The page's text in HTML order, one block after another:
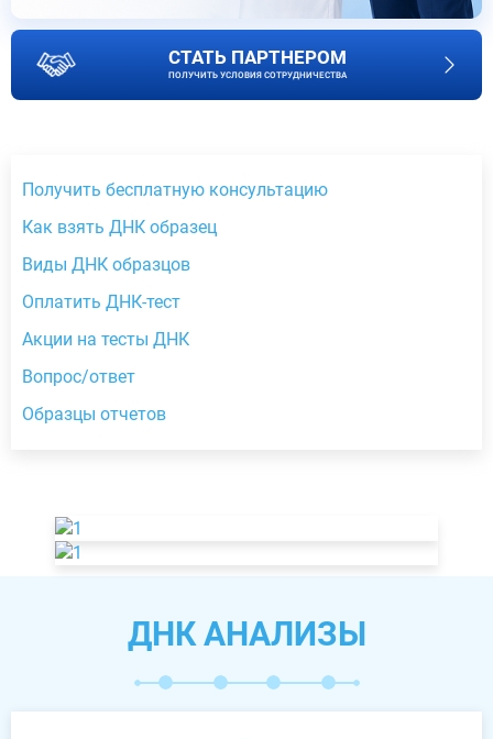
СТАТЬ ПАРТНЕРОМ
ПОЛУЧИТЬ УСЛОВИЯ СОТРУДНИЧЕСТВА
Получить бесплатную консультацию
Как взять ДНК образец
Виды ДНК образцов
Оплатить ДНК-тест
Акции на тесты ДНК
Вопрос/ответ
Образцы отчетов
ДНК АНАЛИЗЫ